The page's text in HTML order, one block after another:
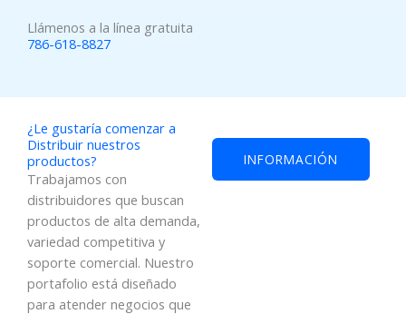
Llámenos a la línea gratuita
786-618-8827
¿Le gustaría comenzar a
Distribuir nuestros
productos?
Trabajamos con
distribuidores que buscan
productos de alta demanda,
variedad competitiva y
soporte comercial. Nuestro
portafolio está diseñado
para atender negocios que
INFORMACIÓN